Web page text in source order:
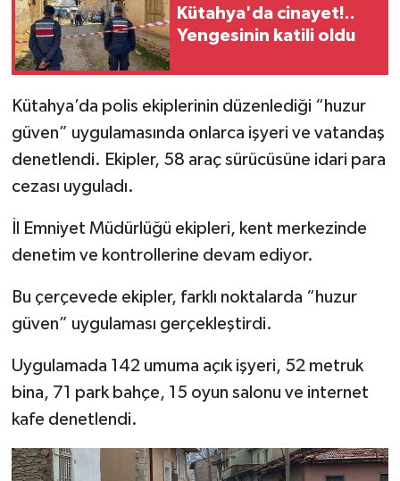
Kütahya'da cinayet!..
Yengesinin katili oldu
Kütahya’da polis ekiplerinin düzenlediği “huzur
güven” uygulamasında onlarca işyeri ve vatandaş
denetlendi. Ekipler, 58 araç sürücüsüne idari para
cezası uyguladı.
İl Emniyet Müdürlüğü ekipleri, kent merkezinde
denetim ve kontrollerine devam ediyor.
Bu çerçevede ekipler, farklı noktalarda “huzur
güven” uygulaması gerçekleştirdi.
Uygulamada 142 umuma açık işyeri, 52 metruk
bina, 71 park bahçe, 15 oyun salonu ve internet
kafe denetlendi.
İlçeler
Kültür Sanat
Kütahya
Magazin
Pazarlar
Politika
Resmi İlan
Rüya Tabirleri